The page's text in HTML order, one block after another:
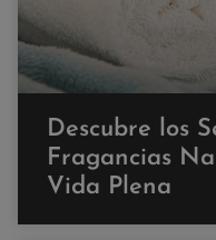
Descubre los
Fragancias
Vida Plena